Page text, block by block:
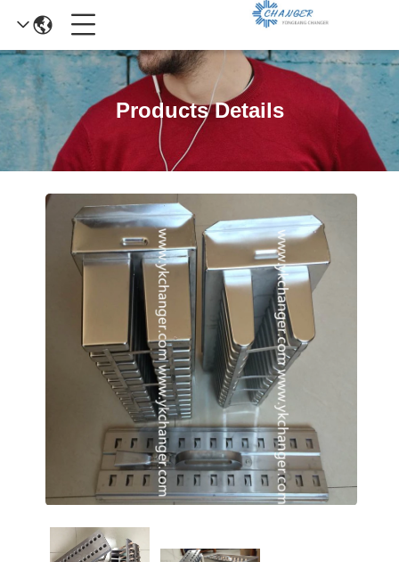
Products Details